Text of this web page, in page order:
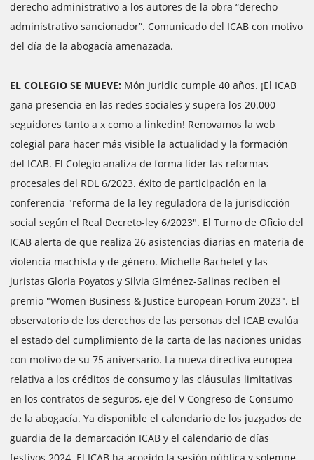
derecho administrativo a los autores de la obra “derecho
administrativo sancionador”. Comunicado del ICAB con motivo
del día de la abogacía amenazada.
EL COLEGIO SE MUEVE: Món Juridic cumple 40 años. ¡El ICAB
gana presencia en las redes sociales y supera los 20.000
seguidores tanto a x como a linkedin! Renovamos la web
colegial para hacer más visible la actualidad y la formación
del ICAB. El Colegio analiza de forma líder las reformas
procesales del RDL 6/2023. éxito de participación en la
conferencia "reforma de la ley reguladora de la jurisdicción
social según el Real Decreto-ley 6/2023". El Turno de Oficio del
ICAB alerta de que realiza 26 asistencias diarias en materia de
violencia machista y de género. Michelle Bachelet y las
juristas Gloria Poyatos y Silvia Giménez-Salinas reciben el
premio "Women Business & Justice European Forum 2023". El
observatorio de los derechos de las personas del ICAB evalúa
el estado del cumplimiento de la carta de las naciones unidas
con motivo de su 75 aniversario. La nueva directiva europea
relativa a los créditos de consumo y las cláusulas limitativas
en los contratos de seguros, eje del V Congreso de Consumo
de la abogacía. Ya disponible el calendario de los juzgados de
guardia de la demarcación ICAB y el calendario de días